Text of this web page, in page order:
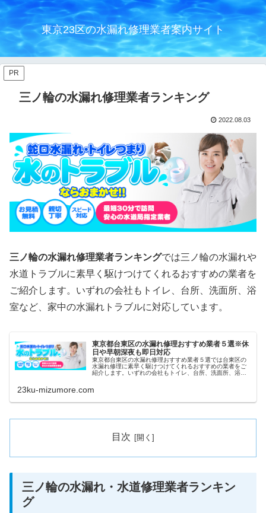
東京23区の水漏れ修理業者案内サイト
PR
三ノ輪の水漏れ修理業者ランキング
2022.08.03
三ノ輪の水漏れ修理業者ランキングでは三ノ輪の水漏れや
水道トラブルに素早く駆けつけてくれるおすすめの業者を
ご紹介します。いずれの会社もトイレ、台所、洗面所、浴
室など、家中の水漏れトラブルに対応しています。
東京都台東区の水漏れ修理おすすめ業者５選※休
日や早朝深夜も即日対応
東京都台東区の水漏れ修理おすすめ業者５選では台東区の
水漏れ修理に素早く駆けつけてくれるおすすめの業者をご
紹介します。いずれの会社もトイレ、台所、洗面所、浴室
23ku-mizumore.com
目次
三ノ輪の水漏れ・水道修理業者ランキン
グ